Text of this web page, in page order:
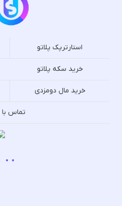
استارترپک پلاتو
خرید سکه پلاتو
خرید مال دومزدی
تماس با